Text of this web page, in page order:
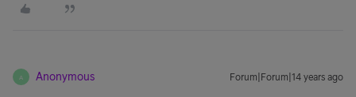
A Anonymous Forum|Forum|14 years ago